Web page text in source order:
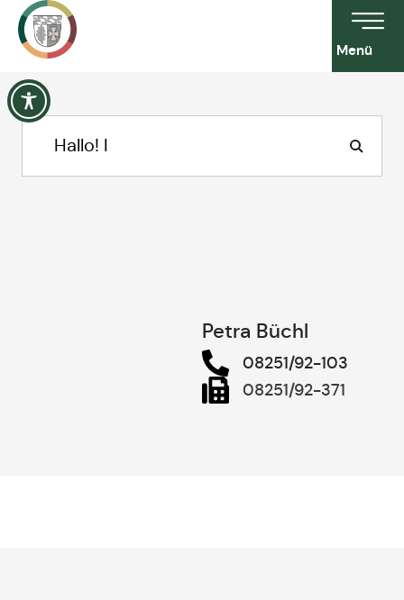
Menü
Petra Büchl
08251/92-103
08251/92-371